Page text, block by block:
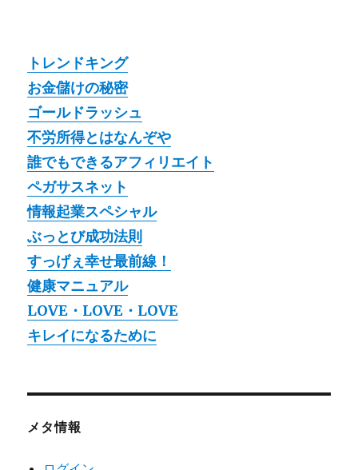
トレンドキング
お金儲けの秘密
ゴールドラッシュ
不労所得とはなんぞや
誰でもできるアフィリエイト
ペガサスネット
情報起業スペシャル
ぶっとび成功法則
すっげぇ幸せ最前線！
健康マニュアル
LOVE・LOVE・LOVE
キレイになるために
メタ情報